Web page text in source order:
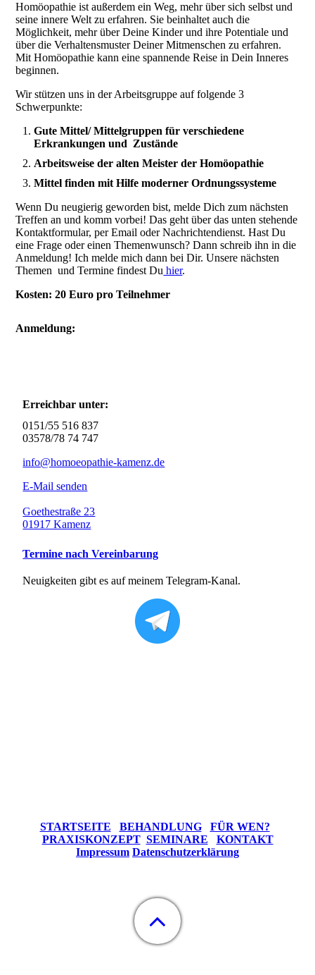
Homöopathie ist außerdem ein Weg, mehr über sich selbst und
seine innere Welt zu erfahren. Sie beinhaltet auch die
Möglichkeit, mehr über Deine Kinder und ihre Potentiale und
über die Verhaltensmuster Deiner Mitmenschen zu erfahren.
Mit Homöopathie kann eine spannende Reise in Dein Inneres
beginnen.
Wir stützen uns in der Arbeitsgruppe auf folgende 3
Schwerpunkte:
Gute Mittel/ Mittelgruppen für verschiedene
Erkrankungen und Zustände
Arbeitsweise der alten Meister der Homöopathie
Mittel finden mit Hilfe moderner Ordnungssysteme
Wenn Du neugierig geworden bist, melde Dich zum nächsten
Treffen an und komm vorbei! Das geht über das unten stehende
Kontaktformular, per Email oder Nachrichtendienst. Hast Du
eine Frage oder einen Themenwunsch? Dann schreib ihn in die
Anmeldung! Ich melde mich dann bei Dir. Unsere nächsten
Themen und Termine findest Du hier.
Kosten: 20 Euro pro Teilnehmer
Anmeldung:
Erreichbar unter:
0151/55 516 837
03578/78 74 747
info@homoeopathie-kamenz.de
E-Mail senden
Goethestraße 23
01917 Kamenz
Termine nach Vereinbarung
Neuigkeiten gibt es auf meinem Telegram-Kanal.
STARTSEITE BEHANDLUNG
FÜR WEN?
PRAXISKONZEPT SEMINARE
KONTAKT
Impressum Datenschutzerklärung